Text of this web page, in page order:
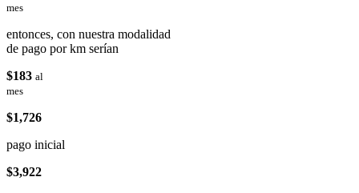
mes
entonces, con nuestra modalidad
de pago por km serían
$183 al
mes
$1,726
pago inicial
$3,922